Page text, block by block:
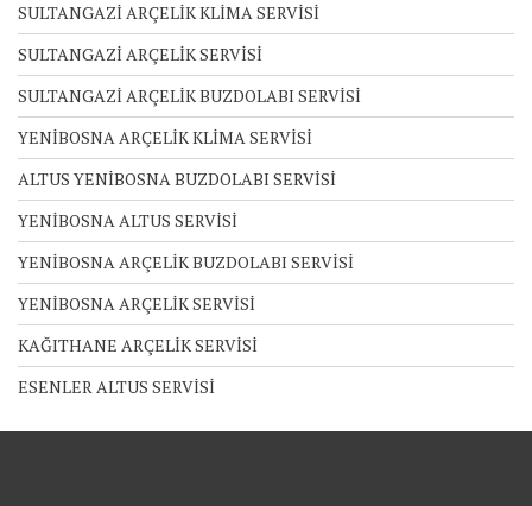
SULTANGAZİ ARÇELİK KLİMA SERVİSİ
SULTANGAZİ ARÇELİK SERVİSİ
SULTANGAZİ ARÇELİK BUZDOLABI SERVİSİ
YENİBOSNA ARÇELİK KLİMA SERVİSİ
ALTUS YENİBOSNA BUZDOLABI SERVİSİ
YENİBOSNA ALTUS SERVİSİ
YENİBOSNA ARÇELİK BUZDOLABI SERVİSİ
YENİBOSNA ARÇELİK SERVİSİ
KAĞITHANE ARÇELİK SERVİSİ
ESENLER ALTUS SERVİSİ